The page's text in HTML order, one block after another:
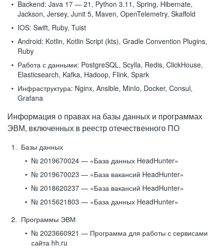
Backend: Java 17 — 21, Python 3.11, Spring, Hibernate,
Jackson, Jersey, Junit 5, Maven, OpenTelemetry, Skaffold
IOS: Swift, Ruby, Tuist
Android: Kotlin, Kotlin Script (kts), Gradle Convention Plugins,
Ruby
Работа с данными: PostgreSQL, Scylla, Redis, ClickHouse,
Elasticsearch, Kafka, Hadoop, Flink, Spark
Инфраструктура: Nginx, Ansible, MinIo, Docker, Consul,
Grafana
Информация о правах на базы данных и программах
ЭВМ, включенных в реестр отечественного ПО
Базы данных
№ 2019670024 — «База данных HeadHunter»
№ 2019670023 — «База вакансий HeadHunter»
№ 2018620237 — «База вакансий HeadHunter»
№ 2015621803 — «База данных HeadHunter»
Программы ЭВМ
№ 2023660921 — Программа для работы с сервисами
сайта hh.ru